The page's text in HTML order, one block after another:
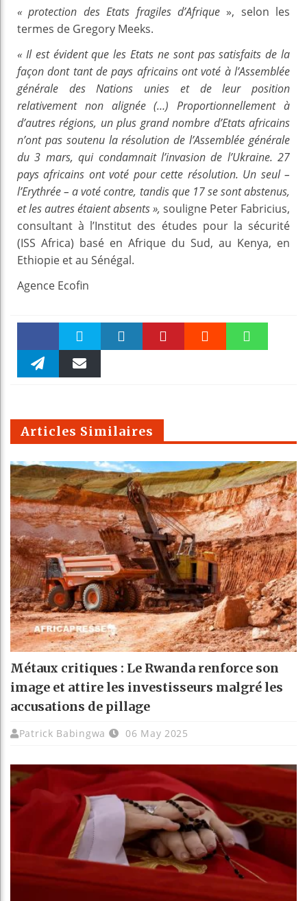
« protection des Etats fragiles d’Afrique», selon les
termes de Gregory Meeks.
« Il est évident que les Etats ne sont pas satisfaits de la
façon dont tant de pays africains ont voté à l’Assemblée
générale des Nations unies et de leur position
relativement non alignée (…) Proportionnellement à
d’autres régions, un plus grand nombre d’Etats africains
n’ont pas soutenu la résolution de l’Assemblée générale
du 3 mars, qui condamnait l’invasion de l’Ukraine. 27
pays africains ont voté pour cette résolution. Un seul –
l’Erythrée – a voté contre, tandis que 17 se sont abstenus,
et les autres étaient absents », souligne Peter Fabricius,
consultant à l’Institut des études pour la sécurité
(ISS Africa) basé en Afrique du Sud, au Kenya, en
Ethiopie et au Sénégal.
Agence Ecofin
Faceboo Twitter
m
Articles Similaires
Métaux critiques : Le Rwanda renforce son
image et attire les investisseurs malgré les
accusations de pillage
Patrick Babingwa 06 May 2025